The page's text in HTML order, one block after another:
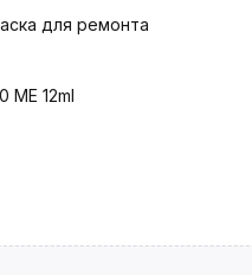
для ремонта
ME 12ml